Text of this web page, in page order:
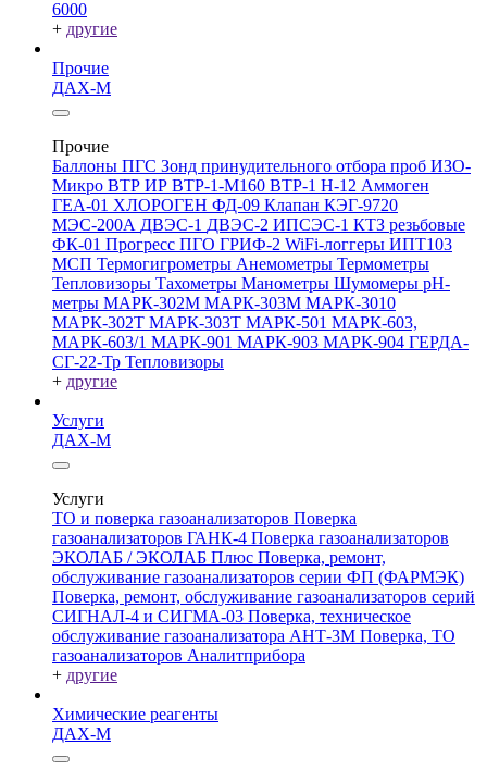
6000
+ другие
Прочие
ДАХ-М
Прочие
Баллоны ПГС Зонд принудительного отбора проб ИЗО-
Микро ВТР ИР ВТР-1-М160 ВТР-1 Н-12 Аммоген
ГЕА-01 ХЛОРОГЕН ФД-09 Клапан КЭГ-9720
МЭС-200А ДВЭС-1 ДВЭС-2 ИПСЭС-1 КТЗ резьбовые
ФК-01 Прогресс ПГО ГРИФ-2 WiFi-логгеры ИПТ103
МСП Термогигрометры Анемометры Термометры
Тепловизоры Тахометры Манометры Шумомеры pH-
метры МАРК-302М МАРК-303М МАРК-3010
МАРК-302Т МАРК-303Т МАРК-501 МАРК-603,
МАРК-603/1 МАРК-901 МАРК-903 МАРК-904 ГЕРДА-
СГ-22-Тр Тепловизоры
+ другие
Услуги
ДАХ-М
Услуги
ТО и поверка газоанализаторов Поверка
газоанализаторов ГАНК-4 Поверка газоанализаторов
ЭКОЛАБ / ЭКОЛАБ Плюс Поверка, ремонт,
обслуживание газоанализаторов серии ФП (ФАРМЭК)
Поверка, ремонт, обслуживание газоанализаторов серий
СИГНАЛ-4 и СИГМА-03 Поверка, техническое
обслуживание газоанализатора АНТ-3М Поверка, ТО
газоанализаторов Аналитприбора
+ другие
Химические реагенты
ДАХ-М